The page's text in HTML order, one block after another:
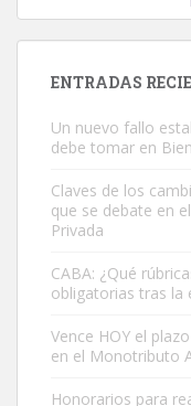
ENTRADAS
Un nuevo fallo
debe tomar en
Claves de los
que se debate en
Privada
CABA: ¿Qué
obligatorias tras la
Vence HOY el
en el Monotributo
Honorarios para